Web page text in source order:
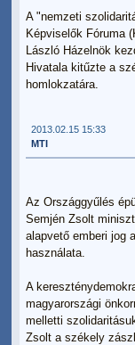
A "nemzeti
Képviselők Fóruma
László Házelnök
Hivatala kitűzte a
homlokzatára.
2013.02.15 15:33
MTI
Az Országgyűlés
Semjén Zsolt
alapvető emberi jog
használata.
A
magyarországi
melletti
Zsolt a székely